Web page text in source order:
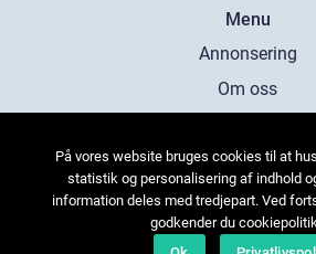
Menu
Annonsering
Om oss
Kontakta oss
Sitemap
På vores website bruges cookies til at
statistik og personalisering af indhold
information deles med tredjepart. Ved
godkender du